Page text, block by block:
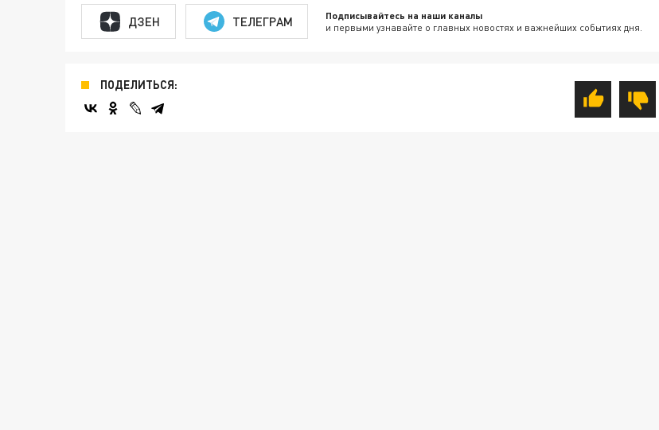
ДЗЕН ТЕЛЕГРАМ Подписывайтесь на наши каналы
и первыми узнавайте о главных новостях и важнейших событиях дня.
ПОДЕЛИТЬСЯ: